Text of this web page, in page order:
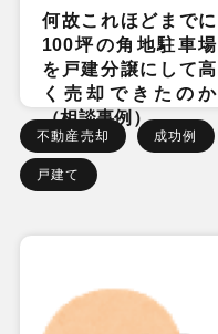
何故これほどまでに
100坪の角地駐車場
を戸建分譲にして高
く売却できたのか
（相談事例）
不動産売却 成功例
戸建て